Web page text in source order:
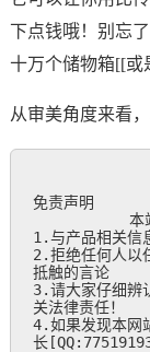
下点钱哦！别忘
十万个储物箱[[或
从审美角度来看
免责声明
本站所有
1.与产品相关信
2.拒绝任何人以
抵触的言论
3.请大家仔细辨
关法律责任！
4.如果发现本网
长